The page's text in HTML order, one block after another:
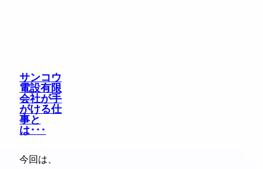
サンコウ
電設有限
会社が手
がける仕
事と
は･･･
今回は、